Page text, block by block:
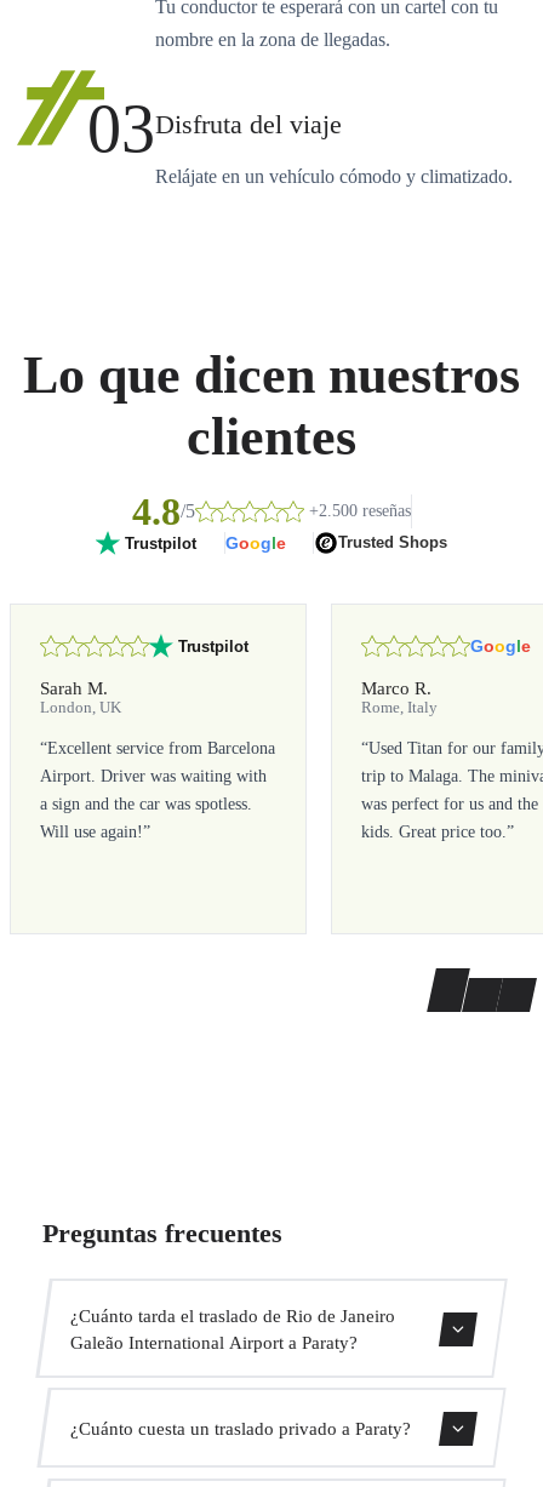
Tu conductor te esperará con un cartel con tu
nombre en la zona de llegadas.
03Disfruta del viaje
Relájate en un vehículo cómodo y climatizado.
Lo que dicen nuestros
clientes
4.8/5 +2.500 reseñas
Trustpilot Google Trusted Shops
Trustpilot
Sarah M.
London, UK
“Excellent service from Barcelona
Airport. Driver was waiting with
a sign and the car was spotless.
Will use again!”
Google
Marco R.
Rome, Italy
“Used Titan for our
trip to Malaga. The
was perfect for us and the
kids. Great price too.”
Preguntas frecuentes
¿Cuánto tarda el traslado de Rio de Janeiro
Galeão International Airport a Paraty?
¿Cuánto cuesta un traslado privado a Paraty?